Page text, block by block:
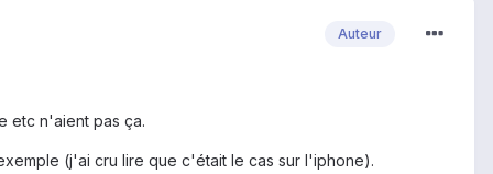
Auteur
etc n'aient pas ça.
(j'ai cru lire que c'était le cas sur l'iphone).